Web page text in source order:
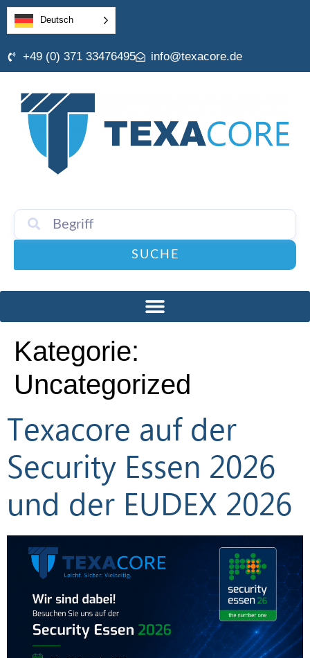
Deutsch
+49 (0) 371 33476495 info@texacore.de
SUCHE
Kategorie:
Uncategorized
Texacore auf der
Security Essen 2026
und der EUDEX 2026